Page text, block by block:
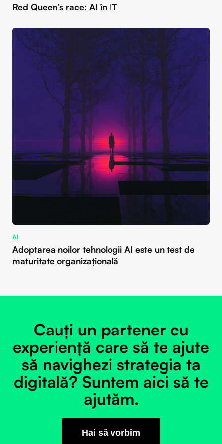
Red Queen’s race: AI în IT
AI
Adoptarea noilor tehnologii AI este un test de
maturitate organizațională
Cauți un partener cu
experiență care să te ajute
să navighezi strategia ta
digitală? Suntem aici să te
ajutăm.
Hai să vorbim